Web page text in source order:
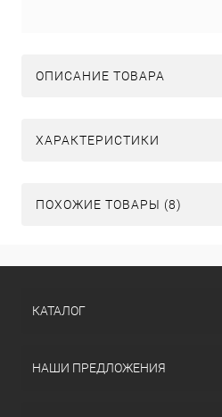
ОПИСАНИЕ ТОВАРА
ХАРАКТЕРИСТИКИ
ПОХОЖИЕ ТОВАРЫ (8)
КАТАЛОГ
НАШИ ПРЕДЛОЖЕНИЯ